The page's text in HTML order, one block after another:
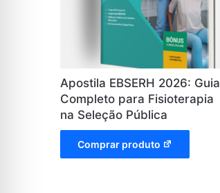
Apostila EBSERH 2026: Guia
Completo para Fisioterapia
na Seleção Pública
Comprar produto